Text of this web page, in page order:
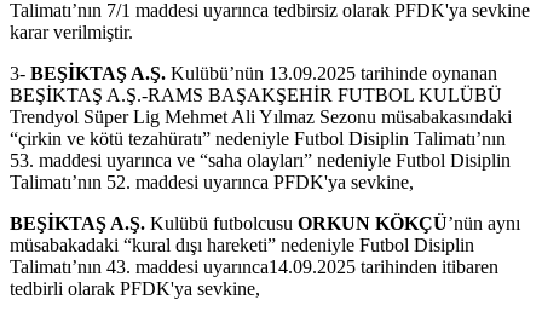
Talimatı’nın 7/1 maddesi uyarınca tedbirsiz olarak PFDK'ya sevkine
karar verilmiştir.
3- BEŞİKTAŞ A.Ş. Kulübü’nün 13.09.2025 tarihinde oynanan
BEŞİKTAŞ A.Ş.-RAMS BAŞAKŞEHİR FUTBOL KULÜBÜ
Trendyol Süper Lig Mehmet Ali Yılmaz Sezonu müsabakasındaki
“çirkin ve kötü tezahüratı” nedeniyle Futbol Disiplin Talimatı’nın
53. maddesi uyarınca ve “saha olayları” nedeniyle Futbol Disiplin
Talimatı’nın 52. maddesi uyarınca PFDK'ya sevkine,
BEŞİKTAŞ A.Ş. Kulübü futbolcusu ORKUN KÖKÇÜ’nün aynı
müsabakadaki “kural dışı hareketi” nedeniyle Futbol Disiplin
Talimatı’nın 43. maddesi uyarınca14.09.2025 tarihinden itibaren
tedbirli olarak PFDK'ya sevkine,